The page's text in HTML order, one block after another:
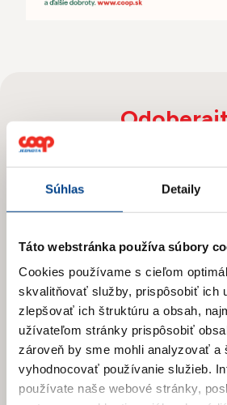
Súhlas Detaily
Táto webstránka používa súbory
Cookies používame s cieľom
skvalitňovať služby, prispôsobiť ich
zlepšovať ich štruktúru a obsah,
užívateľom stránky prispôsobiť
zároveň by sme mohli analyzovať a
vyhodnocovať používanie služieb.
používate naše webové stránky,
Prihláste sa na odber
a aktuálnych